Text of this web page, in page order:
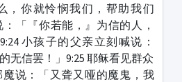
，你就怜悯我们，帮助我们
：「『你若能，』为信的人，
小孩子的父亲立刻喊说：
无信罢！」9:25 耶稣看见群众
说：「又聋又哑的魔鬼，我